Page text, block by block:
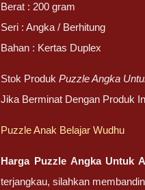
Berat : 200 gram
Seri : Angka / Berhitung
Bahan : Kertas Duplex
Stok ProdukPuzzle Angka
Jika Berminat Dengan Produk
Puzzle Anak Belajar Wudhu
Harga Puzzle Angka Untuk
terjangkau, silahkan